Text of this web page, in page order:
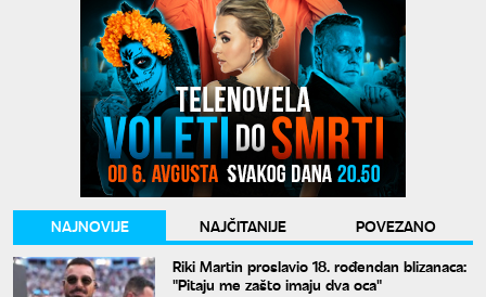
NAJNOVIJE NAJČITANIJE
POVEZANO
Riki Martin proslavio 18. rođendan blizanaca:
"Pitaju me zašto imaju dva oca"